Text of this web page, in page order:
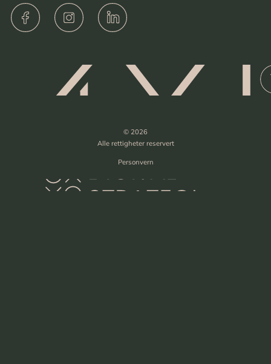
© 2026
Alle rettigheter reservert
Personvern